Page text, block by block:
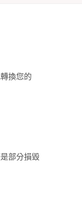
換您的
部分損毀